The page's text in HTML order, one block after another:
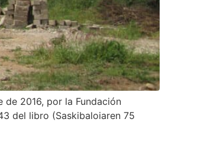
de 2016, por la Fundación
del libro (Saskibaloiaren 75